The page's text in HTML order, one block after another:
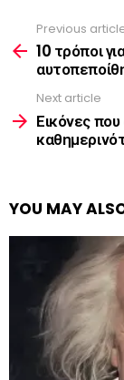
more
Previous
10 τρόποι
Next article
Εικόνες
YOU MAY